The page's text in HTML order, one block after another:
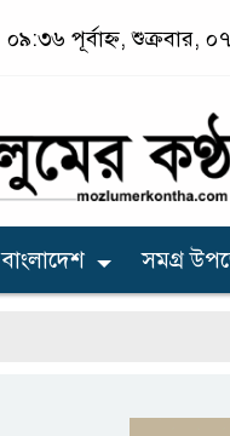
০৯:৩৬ পূর্বাহ্ন, শুক্রবার,
বাংলাদেশ সমগ্র